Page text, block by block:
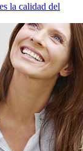
la calidad del